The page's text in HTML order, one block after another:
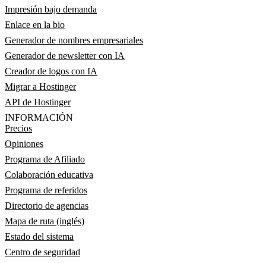
Impresión bajo demanda
Enlace en la bio
Generador de nombres empresariales
Generador de newsletter con IA
Creador de logos con IA
Migrar a Hostinger
API de Hostinger
INFORMACIÓN
Precios
Opiniones
Programa de Afiliado
Colaboración educativa
Programa de referidos
Directorio de agencias
Mapa de ruta (inglés)
Estado del sistema
Centro de seguridad